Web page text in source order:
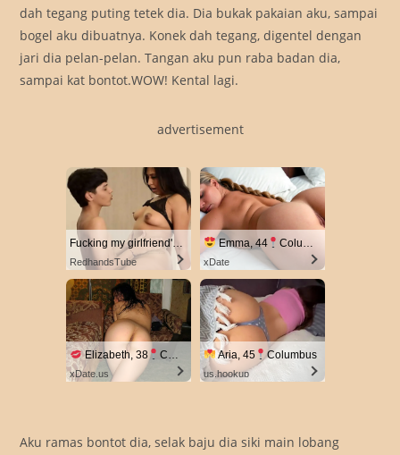
dah tegang puting tetek dia. Dia bukak pakaian aku, sampai
bogel aku dibuatnya. Konek dah tegang, digentel dengan
jari dia pelan-pelan. Tangan aku pun raba badan dia,
sampai kat bontot.WOW! Kental lagi.
advertisement
Fucking my girlfriend's hot mommy by mistake
RedhandsTube
Emma, 44 Columbus
xDate
Elizabeth, 38 Columbus
xDate.us
Aria, 45 Columbus
us.hookup
Aku ramas bontot dia, selak baju dia siki main lobang